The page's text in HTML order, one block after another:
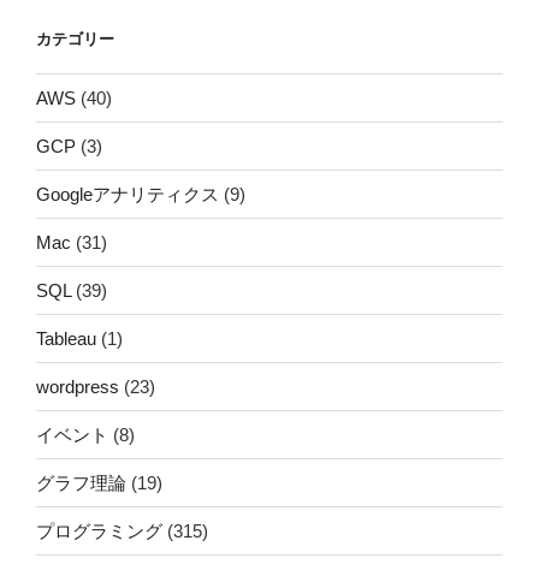
カテゴリー
AWS (40)
GCP (3)
Googleアナリティクス (9)
Mac (31)
SQL(39)
Tableau (1)
wordpress (23)
イベント (8)
グラフ理論 (19)
プログラミング (315)